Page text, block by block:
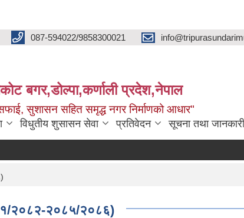
087-594022/9858300021
बगर,डोल्पा,कर्णाली प्रदेश,नेपाल
सुशासन सहित समृद्ध नगर निर्माणको आधार"
विधुतीय शुसासन सेवा प्रतिवेदन सूचना तथा जानकारी
२०८२-२०८५/२०८६)